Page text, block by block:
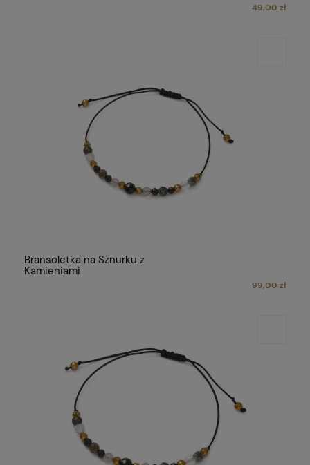
49,00 zł
Bransoletka na Sznurku z
Kamieniami
99,00 zł